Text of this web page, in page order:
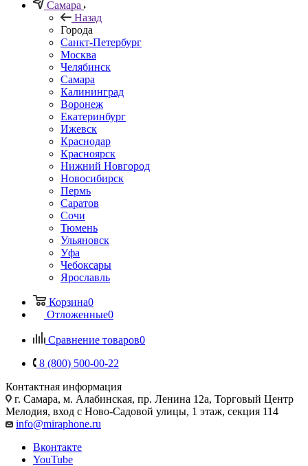
Самара
Назад
Города
Санкт-Петербург
Москва
Челябинск
Самара
Калининград
Воронеж
Екатеринбург
Ижевск
Краснодар
Красноярск
Нижний Новгород
Новосибирск
Пермь
Саратов
Сочи
Тюмень
Ульяновск
Уфа
Чебоксары
Ярославль
Корзина0
Отложенные0
Сравнение товаров0
8 (800) 500-00-22
Контактная информация
г. Самара, м. Алабинская, пр. Ленина 12а, Торговый Центр
Мелодия, вход с Ново-Садовой улицы, 1 этаж, секция 114
info@miraphone.ru
Вконтакте
YouTube